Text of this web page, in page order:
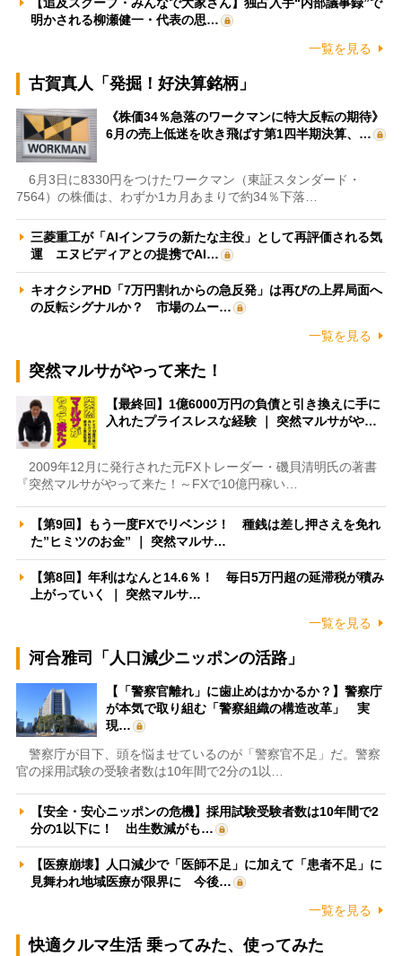
明かされる柳瀬健一・代表の思…
一覧を見る
古賀真人「発掘！好決算銘柄」
《株価34％急落のワークマンに特大反転の期待》
6月の売上低迷を吹き飛ばす第1四半期決算、…
6月3日に8330円をつけたワークマン（東証スタンダード・
7564）の株価は、わずか1カ月あまりで約34％下落…
三菱重工が「AIインフラの新たな主役」として再評価される気
運 エヌビディアとの提携でAI…
キオクシアHD「7万円割れからの急反発」は再びの上昇局面へ
の反転シグナルか？ 市場のムー…
一覧を見る
突然マルサがやって来た！
【最終回】1億6000万円の負債と引き換えに手に
入れたプライスレスな経験 ｜ 突然マルサがや…
2009年12月に発行された元FXトレーダー・磯貝清明氏の著書
『突然マルサがやって来た！～FXで10億円稼い…
【第9回】もう一度FXでリベンジ！ 種銭は差し押さえを免れ
た”ヒミツのお金” ｜ 突然マルサ…
【第8回】年利はなんと14.6％！ 毎日5万円超の延滞税が積み
上がっていく ｜ 突然マルサ…
一覧を見る
河合雅司「人口減少ニッポンの活路」
【「警察官離れ」に歯止めはかかるか？】警察庁
が本気で取り組む「警察組織の構造改革」 実
現…
警察庁が目下、頭を悩ませているのが「警察官不足」だ。警察
官の採用試験の受験者数は10年間で2分の1以…
【安全・安心ニッポンの危機】採用試験受験者数は10年間で2
分の1以下に！ 出生数減がも…
【医療崩壊】人口減少で「医師不足」に加えて「患者不足」に
見舞われ地域医療が限界に 今後…
一覧を見る
快適クルマ生活 乗ってみた、使ってみた